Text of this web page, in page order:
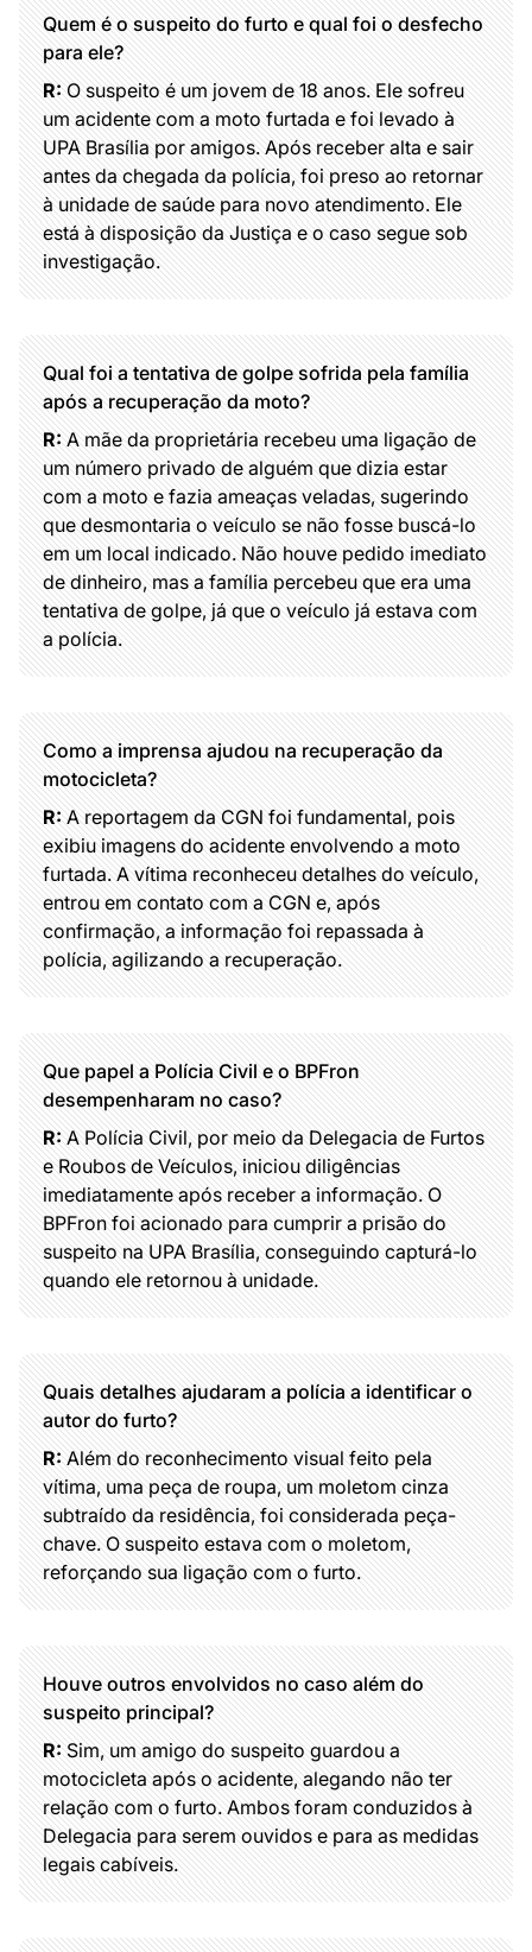
Quem é o suspeito do furto e qual foi o desfecho
para ele?
R:O suspeito é um jovem de 18 anos. Ele sofreu
um acidente com a moto furtada e foi levado à
UPA Brasília por amigos. Após receber alta e sair
antes da chegada da polícia, foi preso ao retornar
à unidade de saúde para novo atendimento. Ele
está à disposição da Justiça e o caso segue sob
investigação.
Qual foi a tentativa de golpe sofrida pela família
após a recuperação da moto?
R:A mãe da proprietária recebeu uma ligação de
um número privado de alguém que dizia estar
com a moto e fazia ameaças veladas, sugerindo
que desmontaria o veículo se não fosse buscá-lo
em um local indicado. Não houve pedido imediato
de dinheiro, mas a família percebeu que era uma
tentativa de golpe, já que o veículo já estava com
a polícia.
Como a imprensa ajudou na recuperação da
motocicleta?
R:A reportagem da CGN foi fundamental, pois
exibiu imagens do acidente envolvendo a moto
furtada. A vítima reconheceu detalhes do veículo,
entrou em contato com a CGN e, após
confirmação, a informação foi repassada à
polícia, agilizando a recuperação.
Que papel a Polícia Civil e o BPFron
desempenharam no caso?
R:A Polícia Civil, por meio da Delegacia de Furtos
e Roubos de Veículos, iniciou diligências
imediatamente após receber a informação. O
BPFron foi acionado para cumprir a prisão do
suspeito na UPA Brasília, conseguindo capturá-lo
quando ele retornou à unidade.
Quais detalhes ajudaram a polícia a identificar o
autor do furto?
R:Além do reconhecimento visual feito pela
vítima, uma peça de roupa, um moletom cinza
subtraído da residência, foi considerada peça-
chave. O suspeito estava com o moletom,
reforçando sua ligação com o furto.
Houve outros envolvidos no caso além do
suspeito principal?
R:Sim, um amigo do suspeito guardou a
motocicleta após o acidente, alegando não ter
relação com o furto. Ambos foram conduzidos à
Delegacia para serem ouvidos e para as medidas
legais cabíveis.